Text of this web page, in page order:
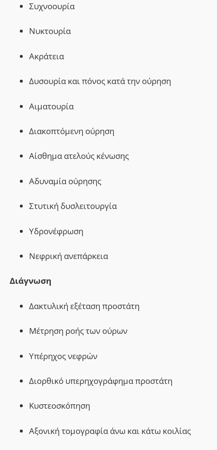
Συχνοουρία
Νυκτουρία
Ακράτεια
Δυσουρία και πόνος κατά την ούρηση
Αιματουρία
Διακοπτόμενη ούρηση
Αίσθημα ατελούς κένωσης
Αδυναμία ούρησης
Στυτική δυσλειτουργία
Υδρονέφρωση
Νεφρική ανεπάρκεια
Διάγνωση
Δακτυλική εξέταση προστάτη
Μέτρηση ροής των ούρων
Υπέρηχος νεφρών
Διορθικό υπερηχογράφημα προστάτη
Κυστεοσκόπηση
Αξονική τομογραφία άνω και κάτω κοιλίας